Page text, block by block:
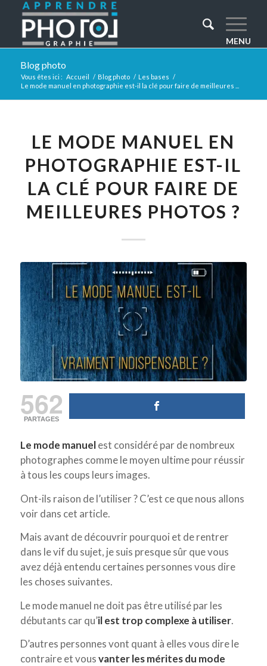
Blog photo
Vous êtes ici : Accueil / Blog photo / Les bases /
Le mode manuel en photographie est-il la clé pour faire de meilleures ...
LE MODE MANUEL EN
PHOTOGRAPHIE EST-IL
LA CLÉ POUR FAIRE DE
MEILLEURES PHOTOS ?
562
PARTAGES
Le mode manuelest considéré par de nombreux
photographes comme le moyen ultime pour réussir
à tous les coups leurs images.
Ont-ils raison de l’utiliser ? C’est ce que nous allons
voir dans cet article.
Mais avant de découvrir pourquoi et de rentrer
dans le vif du sujet, je suis presque sûr que vous
avez déjà entendu certaines personnes vous dire
les choses suivantes.
Le mode manuel ne doit pas être utilisé par les
débutants car qu’il est trop complexe à utiliser.
D’autres personnes vont quant à elles vous dire le
contraire et vousvanter les mérites du mode